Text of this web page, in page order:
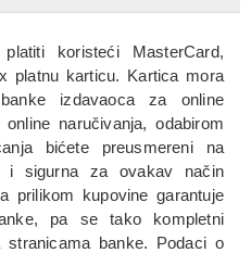
koristeći MasterCard,
platnu karticu. Kartica mora
izdavaoca za online
naručivanja, odabirom
bićete preusmereni na
i sigurna za ovakav način
prilikom kupovine garantuje
pa se tako kompletni
banke. Podaci o